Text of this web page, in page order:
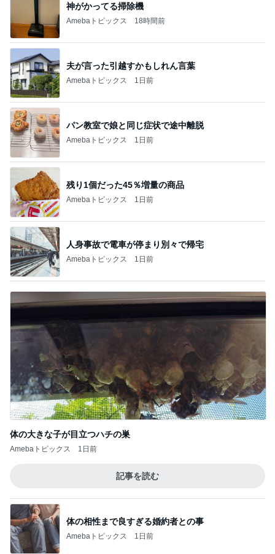
神がかってる掃除機
Amebaトピックス 18時間前
夫が言った引越すかもしれん言葉
Amebaトピックス 1日前
パン教室で娘と同じ症状で途中離脱
Amebaトピックス 1日前
残り1個だった45％増量の商品
Amebaトピックス 1日前
人身事故で電車が停まり別々で帰宅
Amebaトピックス 1日前
体の大きな子が目立つハチの巣
Amebaトピックス 1日前
記事を読む
体の相性まで良すぎる婚約者との事
Amebaトピックス 1日前